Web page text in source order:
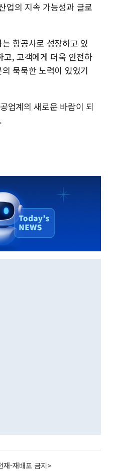
업의 지속 가능성과 글로
항공사로 성장하고 있
, 고객에게 더욱 안전하
묵묵한 노력이 있었기
업계의 새로운 바람이 되
-재배포 금지>